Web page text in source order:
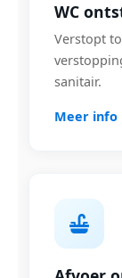
WC
Verstopt
sanitair.
Meer info